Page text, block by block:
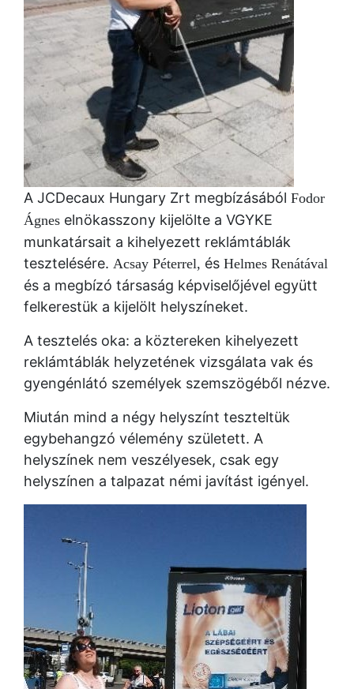
A JCDecaux Hungary Zrt megbízásából Fodor
Ágnes elnökasszony kijelölte a VGYKE
munkatársait a kihelyezett reklámtáblák
tesztelésére. Acsay Péterrel, és Helmes Renátával
és a megbízó társaság képviselőjével együtt
felkerestük a kijelölt helyszíneket.
A tesztelés oka: a köztereken kihelyezett
reklámtáblák helyzetének vizsgálata vak és
gyengénlátó személyek szemszögéből nézve.
Miután mind a négy helyszínt teszteltük
egybehangzó vélemény született. A
helyszínek nem veszélyesek, csak egy
helyszínen a talpazat némi javítást igényel.